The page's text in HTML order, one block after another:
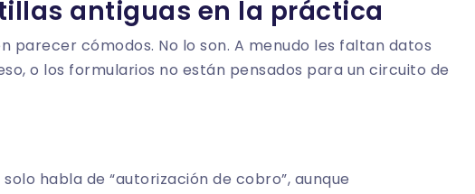
antiguas en la práctica
parecer cómodos. No lo son. A menudo les faltan datos
o los formularios no están pensados para un circuito de
habla de “autorización de cobro”, aunque